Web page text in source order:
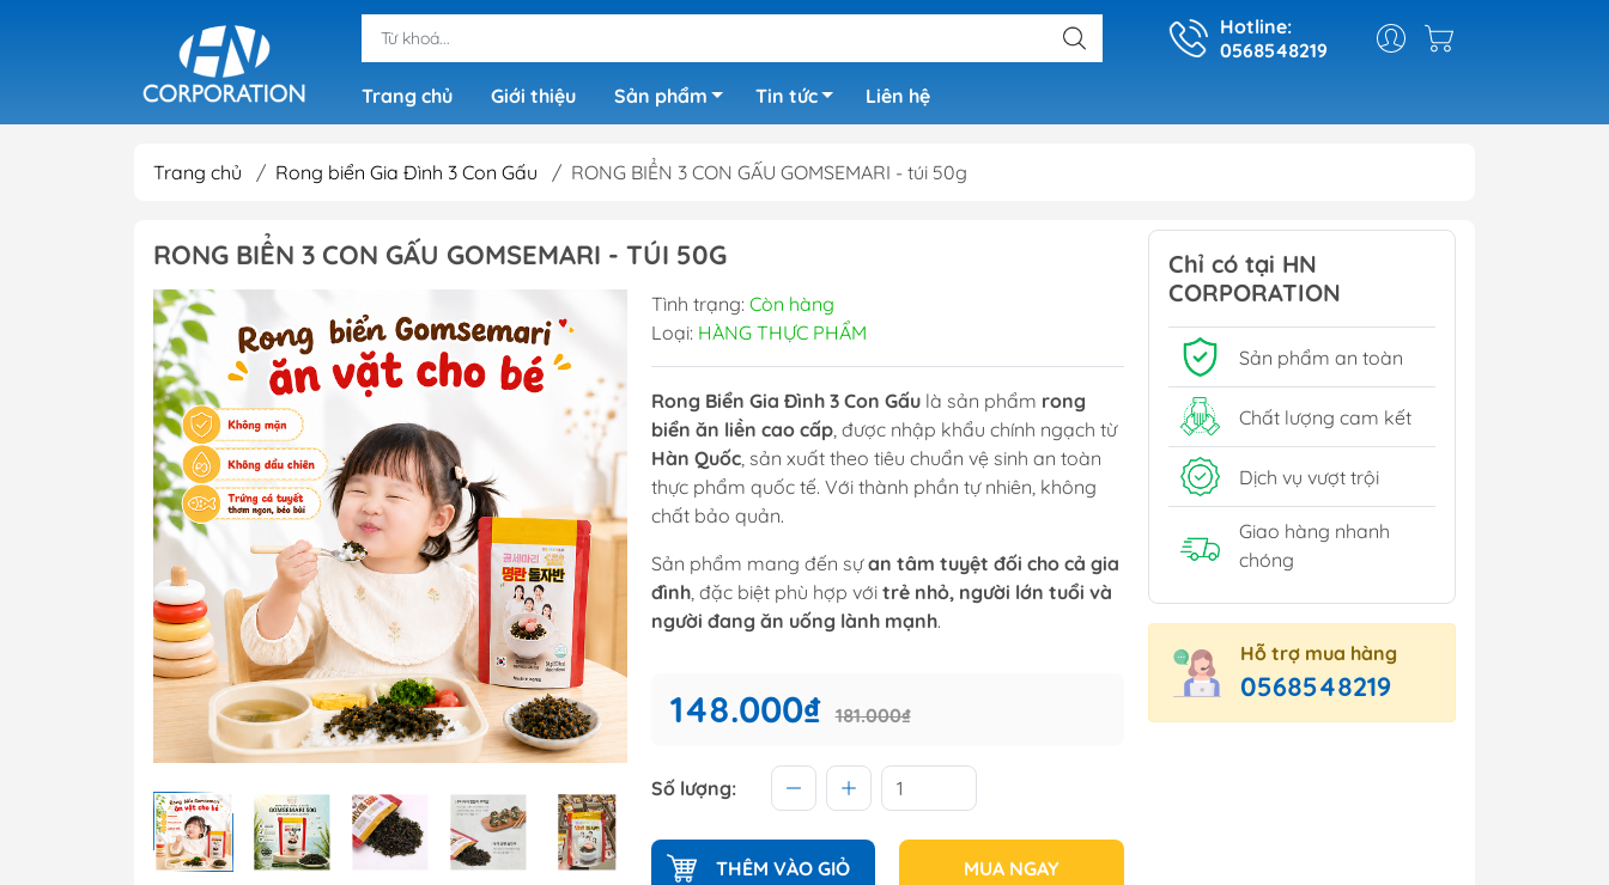
Hotline:
0568548219
Trang chủ
Giới thiệu Sản phẩm Tin tức Liên hệ
Trang chủ / Rong biển Gia Đình 3 Con Gấu / RONG BIỂN 3 CON GẤU GOMSEMARI - túi 50g
RONG BIỂN 3 CON GẤU GOMSEMARI - TÚI 50G
Tình trạng: Còn hàng
Loại: HÀNG THỰC PHẨM
Rong Biển Gia Đình 3 Con Gấulà sản phẩm rong
biển ăn liền cao cấp, được nhập khẩu chính ngạch từ
Hàn Quốc, sản xuất theo tiêu chuẩn vệ sinh an toàn
thực phẩm quốc tế. Với thành phần tự nhiên, không
chất bảo quản.
Sản phẩm mang đến sựan tâm tuyệt đối cho cả gia
đình, đặc biệt phù hợp với trẻ nhỏ, người lớn tuổi và
người đang ăn uống lành mạnh.
148.000₫ 181.000₫
Số lượng:
THÊM VÀO GIỎ MUA NGAY
Chỉ có tại HN
CORPORATION
Sản phẩm an toàn
Chất lượng cam kết
Dịch vụ vượt trội
Giao hàng nhanh
chóng
Hỗ trợ mua hàng
0568548219